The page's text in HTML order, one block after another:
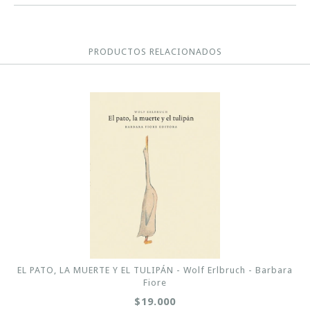
PRODUCTOS RELACIONADOS
EL PATO, LA MUERTE Y EL TULIPÁN - Wolf Erlbruch - Barbara
Fiore
$19.000